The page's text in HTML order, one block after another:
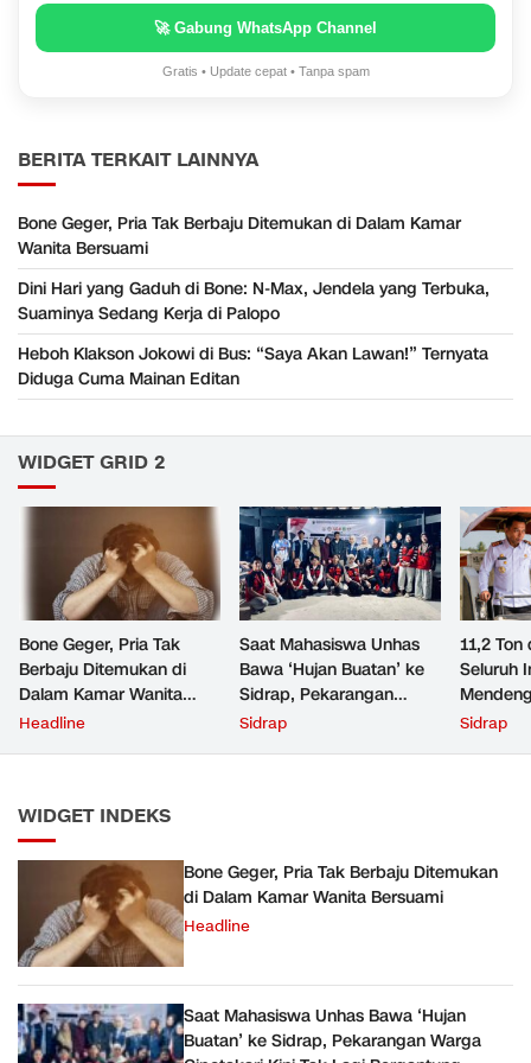
🚀 Gabung WhatsApp Channel
Gratis • Update cepat • Tanpa spam
BERITA TERKAIT LAINNYA
Bone Geger, Pria Tak Berbaju Ditemukan di Dalam Kamar
Wanita Bersuami
Dini Hari yang Gaduh di Bone: N-Max, Jendela yang Terbuka,
Suaminya Sedang Kerja di Palopo
Heboh Klakson Jokowi di Bus: “Saya Akan Lawan!” Ternyata
Diduga Cuma Mainan Editan
WIDGET GRID 2
Bone Geger, Pria Tak
Berbaju Ditemukan di
Dalam Kamar Wanita
Bersuami
Headline
Saat Mahasiswa Unhas
Bawa ‘Hujan Buatan’ ke
Sidrap, Pekarangan
Warga Cipotakari Kini Tak
Sidrap
11,2
Seluruh
Sidrap
WIDGET INDEKS
Bone Geger, Pria Tak Berbaju Ditemukan
di Dalam Kamar Wanita Bersuami
Headline
Saat Mahasiswa Unhas Bawa ‘Hujan
Buatan’ ke Sidrap, Pekarangan Warga